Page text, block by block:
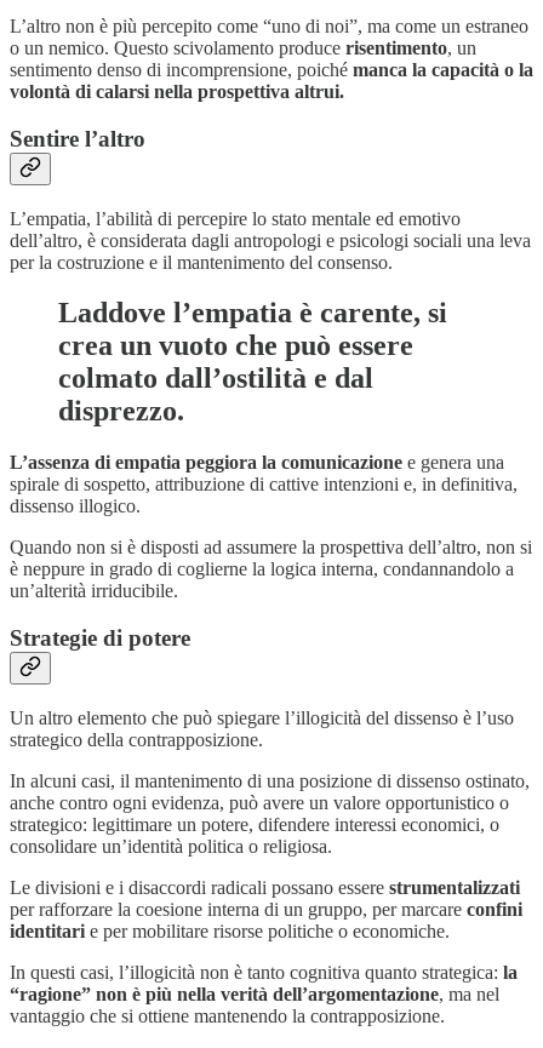
L’altro non è più percepito come “uno di noi”, ma come un estraneo
o un nemico. Questo scivolamento produce risentimento, un
sentimento denso di incomprensione, poiché manca la capacità o la
volontà di calarsi nella prospettiva altrui.
Sentire l’altro
L’empatia, l’abilità di percepire lo stato mentale ed emotivo
dell’altro, è considerata dagli antropologi e psicologi sociali una leva
per la costruzione e il mantenimento del consenso.
Laddove l’empatia è carente, si
crea un vuoto che può essere
colmato dall’ostilità e dal
disprezzo.
L’assenza di empatia peggiora la comunicazione e genera una
spirale di sospetto, attribuzione di cattive intenzioni e, in definitiva,
dissenso illogico.
Quando non si è disposti ad assumere la prospettiva dell’altro, non si
è neppure in grado di coglierne la logica interna, condannandolo a
un’alterità irriducibile.
Strategie di potere
Un altro elemento che può spiegare l’illogicità del dissenso è l’uso
strategico della contrapposizione.
In alcuni casi, il mantenimento di una posizione di dissenso ostinato,
anche contro ogni evidenza, può avere un valore opportunistico o
strategico: legittimare un potere, difendere interessi economici, o
consolidare un’identità politica o religiosa.
Le divisioni e i disaccordi radicali possano essere strumentalizzati
per rafforzare la coesione interna di un gruppo, per marcare confini
identitari e per mobilitare risorse politiche o economiche.
In questi casi, l’illogicità non è tanto cognitiva quanto strategica: la
“ragione” non è più nella verità dell’argomentazione, ma nel
vantaggio che si ottiene mantenendo la contrapposizione.